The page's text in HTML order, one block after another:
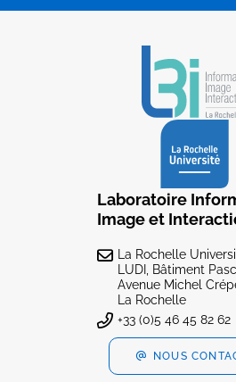
Laboratoire
Image et
La Rochelle
LUDI, Bâtiment
Avenue Michel
La Rochelle
+33 (0)5 46 45 82 62
NOUS